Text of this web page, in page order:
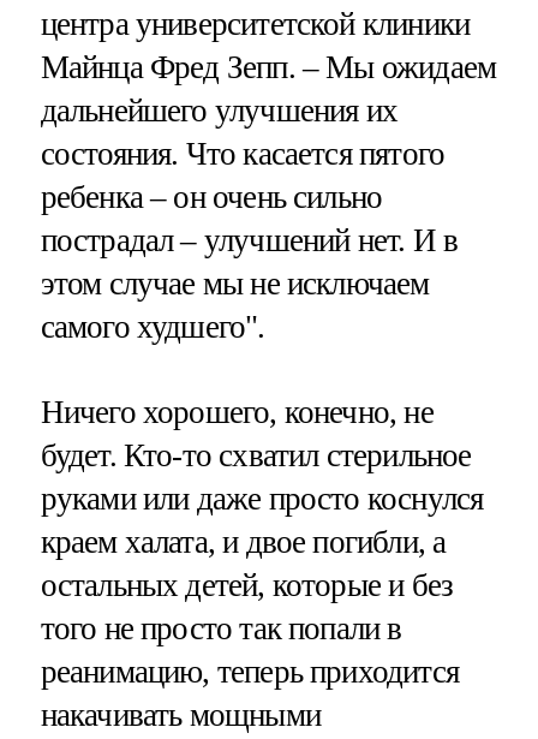
центра университетской клиники
Майнца Фред Зепп. – Мы ожидаем
дальнейшего улучшения их
состояния. Что касается пятого
ребенка – он очень сильно
пострадал – улучшений нет. И в
этом случае мы не исключаем
самого худшего".
Ничего хорошего, конечно, не
будет. Кто-то схватил стерильное
руками или даже просто коснулся
краем халата, и двое погибли, а
остальных детей, которые и без
того не просто так попали в
реанимацию, теперь приходится
накачивать мощными